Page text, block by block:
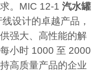
。MIC 12-1 汽水罐
设计的卓越产品，
强大、高性能的解
小时 1000 至 2000
高质量产品的企业